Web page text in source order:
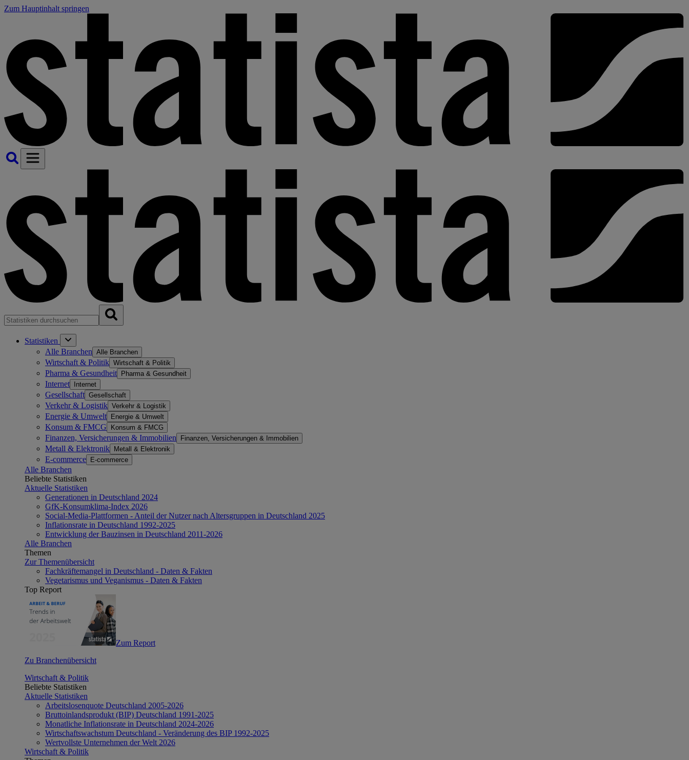
Zum Hauptinhalt springen
Statistiken
Alle Branchen Alle Branchen
Wirtschaft & Politik Wirtschaft & Politik
Pharma & Gesundheit Pharma & Gesundheit
Internet Internet
Gesellschaft Gesellschaft
Verkehr & Logistik Verkehr & Logistik
Energie & Umwelt Energie & Umwelt
Konsum & FMCG Konsum & FMCG
Finanzen, Versicherungen & Immobilien Finanzen, Versicherungen & Immobilien
Metall & Elektronik Metall & Elektronik
E-commerce E-commerce
Alle Branchen
Beliebte Statistiken
Aktuelle Statistiken
Generationen in Deutschland 2024
GfK-Konsumklima-Index 2026
Social-Media-Plattformen - Anteil der Nutzer nach Altersgruppen in Deutschland 2025
Inflationsrate in Deutschland 1992-2025
Entwicklung der Bauzinsen in Deutschland 2011-2026
Alle Branchen
Themen
Zur Themenübersicht
Fachkräftemangel in Deutschland - Daten & Fakten
Vegetarismus und Veganismus - Daten & Fakten
Top Report
Zum Report
Zu Branchenübersicht
Wirtschaft & Politik
Beliebte Statistiken
Aktuelle Statistiken
Arbeitslosenquote Deutschland 2005-2026
Bruttoinlandsprodukt (BIP) Deutschland 1991-2025
Monatliche Inflationsrate in Deutschland 2024-2026
Wirtschaftswachstum Deutschland - Veränderung des BIP 1992-2025
Wertvollste Unternehmen der Welt 2026
Wirtschaft & Politik